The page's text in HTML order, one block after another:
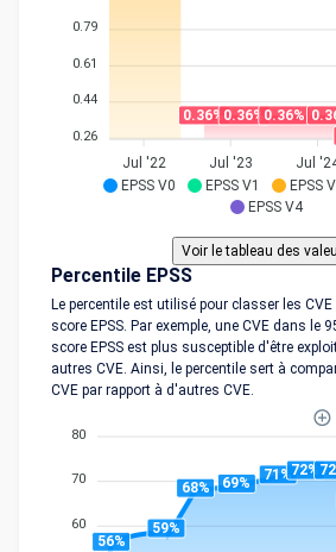
EPSS V0 EPSS V1 EPSS
EPSS V4
0.79
0.61
0.44
0.26
0.36%0.36%0.36%
Jul '22 Jul '23 Jul
Percentile EPSS
Le percentile est utilisé pour classer les
score EPSS. Par exemple, une CVE dans le
score EPSS est plus susceptible d'être
autres CVE. Ainsi, le percentile sert à
CVE par rapport à d'autres CVE.
80
70
60
56%
59%
68% 69%
71%72%